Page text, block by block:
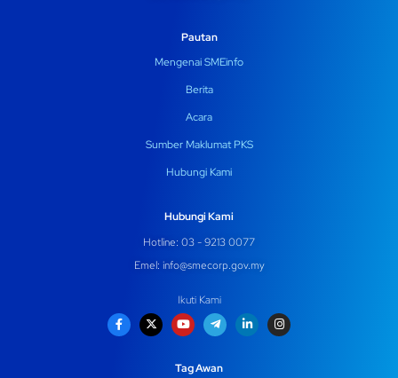
Pautan
Mengenai SMEinfo
Berita
Acara
Sumber Maklumat PKS
Hubungi Kami
Hubungi Kami
Hotline: 03 - 9213 0077
Emel: info@smecorp.gov.my
Ikuti Kami
Tag Awan